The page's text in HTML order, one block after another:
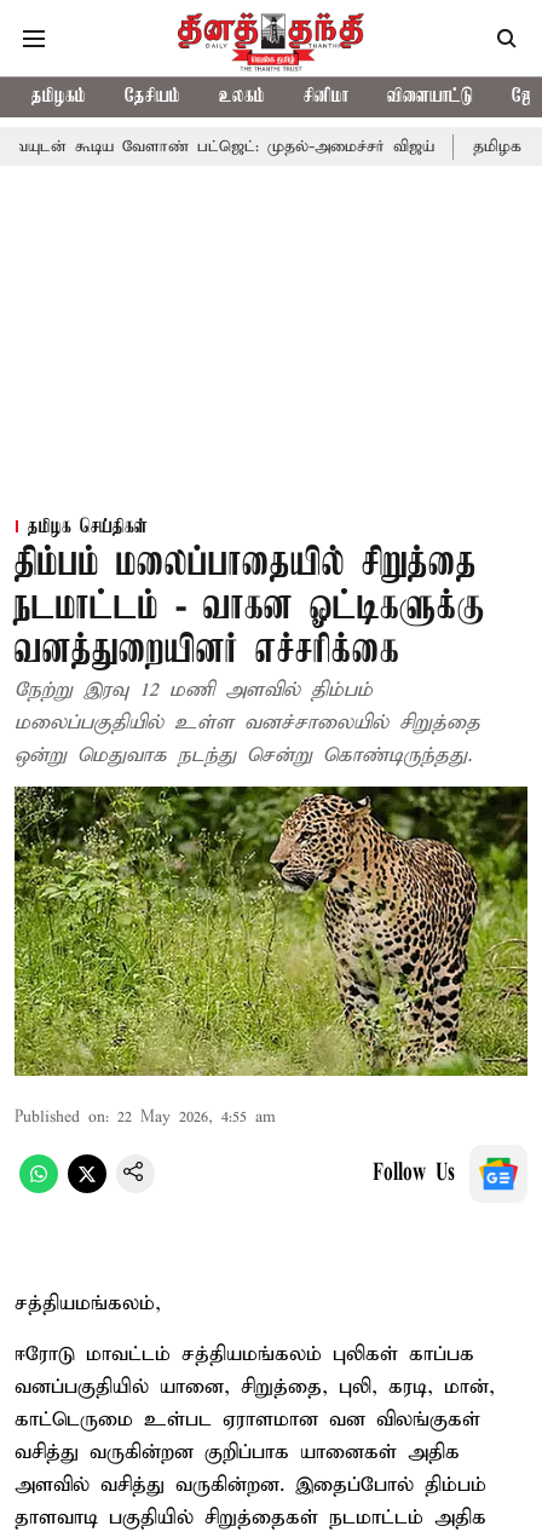
தமிழகம் தேசியம் உலகம் சினிமா விளையாட்டு
வேளாண் பட்ஜெட்: முதல்-அமைச்சர் விஜய் தமிழக அரசியலில்
தமிழக செய்திகள்
திம்பம் மலைப்பாதையில் சிறுத்தை
நடமாட்டம் - வாகன ஓட்டிகளுக்கு
வனத்துறையினர் எச்சரிக்கை
நேற்று இரவு 12 மணி அளவில் திம்பம்
மலைப்பகுதியில் உள்ள வனச்சாலையில் சிறுத்தை
ஒன்று மெதுவாக நடந்து சென்று கொண்டிருந்தது.
Published on: 22 May 2026, 4:55 am
Follow Us
சத்தியமங்கலம்,
ஈரோடு மாவட்டம் சத்தியமங்கலம் புலிகள் காப்பக
வனப்பகுதியில் யானை, சிறுத்தை, புலி, கரடி, மான்,
காட்டெருமை உள்பட ஏராளமான வன விலங்குகள்
வசித்து வருகின்றன குறிப்பாக யானைகள் அதிக
அளவில் வசித்து வருகின்றன. இதைப்போல் திம்பம்
தாளவாடி பகுதியில் சிறுத்தைகள் நடமாட்டம் அதிக